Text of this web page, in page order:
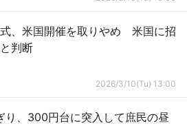
、米国開催を取りやめ 米国に招
判断
2026/3/10(Tu) 13:00
り、300円台に突入して庶民の昼